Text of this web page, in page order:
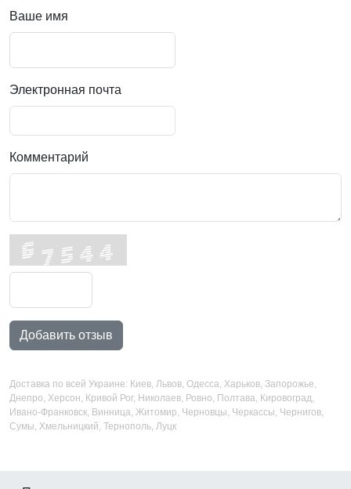
Ваше имя
Электронная почта
Комментарий
Добавить отзыв
Доставка по всей Украине: Киев, Львов, Одесса, Харьков, Запорожье,
Днепро, Херсон, Кривой Рог, Николаев, Ровно, Полтава, Кировоград,
Ивано-Франковск, Винница, Житомир, Черновцы, Черкассы, Чернигов,
Сумы, Хмельницкий, Тернополь, Луцк